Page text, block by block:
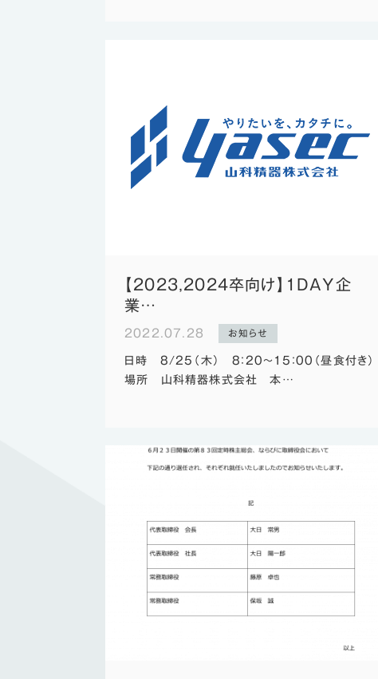
【2023,2024卒向け】1DAY企
業…
2022.07.28 お知らせ
日時 8/25（木） 8：20～15：00（昼食付き）
場所 山科精器株式会社 本…